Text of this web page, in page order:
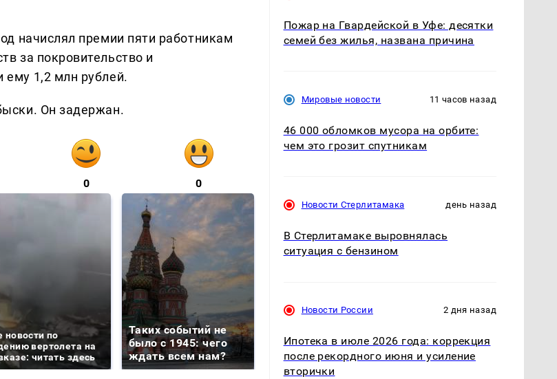
начислял премии пяти работникам
за покровительство и
ему 1,2 млн рублей.
Он задержан.
0 0
новости по
вертолета на
читать здесь
Таких событий не
было с 1945: чего
ждать всем нам?
В магазинах России
ажиотаж из-за этого
продукта: что купить?
СМИ: В Химках на
машину напали и
подожгли.
Пожар на Гвардейской в Уфе: десятки
семей без жилья, названа причина
Мировые новости 11 часов назад
46 000 обломков мусора на орбите:
чем это грозит спутникам
Новости Стерлитамака день назад
В Стерлитамаке выровнялась
ситуация с бензином
Новости России 2 дня назад
Ипотека в июле 2026 года: коррекция
после рекордного июня и усиление
вторички